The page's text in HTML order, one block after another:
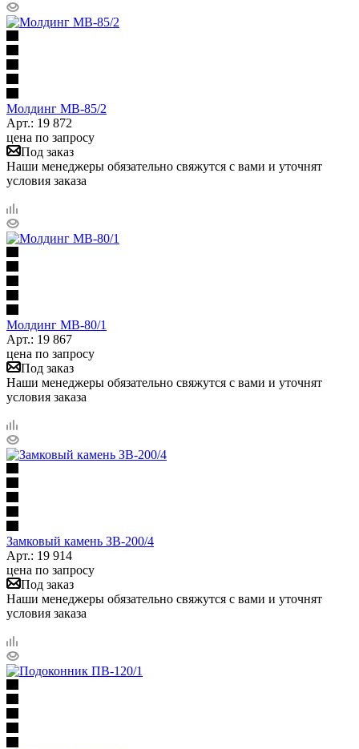
Молдинг МВ-85/2
Арт.: 19 872
цена по запросу
Под заказ
Наши менеджеры обязательно свяжутся с вами и уточнят
условия заказа
Молдинг МВ-80/1
Арт.: 19 867
цена по запросу
Под заказ
Наши менеджеры обязательно свяжутся с вами и уточнят
условия заказа
Замковый камень ЗВ-200/4
Арт.: 19 914
цена по запросу
Под заказ
Наши менеджеры обязательно свяжутся с вами и уточнят
условия заказа